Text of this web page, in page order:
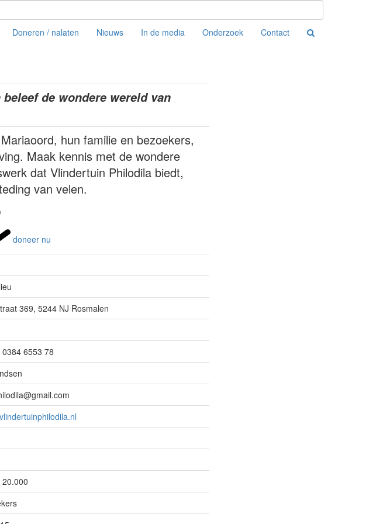
Doneren / nalaten Nieuws In de media Onderzoek Contact
de wondere wereld van
hun familie en bezoekers,
Maak kennis met de wondere
dat Vlindertuin Philodila biedt,
van velen.
doneer nu
369, 5244 NJ Rosmalen
0384 6553 78